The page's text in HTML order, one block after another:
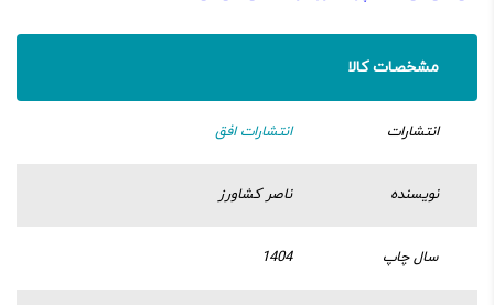
مشخصات کالا
انتشارات انتشارات افق
نویسنده ناصر کشاورز
سال چاپ 1404